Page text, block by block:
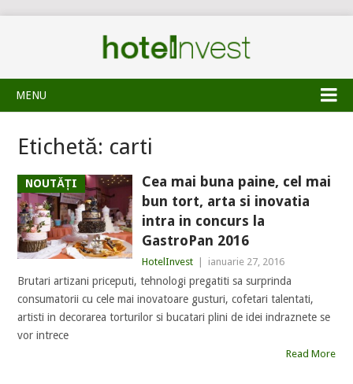
MENU
Etichetă: carti
NOUTĂȚI
Cea mai buna paine, cel mai
bun tort, arta si inovatia
intra in concurs la
GastroPan 2016
HotelInvest ianuarie 27, 2016
Brutari artizani priceputi, tehnologi pregatiti sa surprinda
consumatorii cu cele mai inovatoare gusturi, cofetari talentati,
artisti in decorarea torturilor si bucatari plini de idei indraznete se
vor intrece
Read More